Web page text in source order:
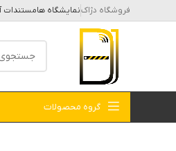
فروشگاه دژاکنمایشگاه هامستندات
گروه محصولات